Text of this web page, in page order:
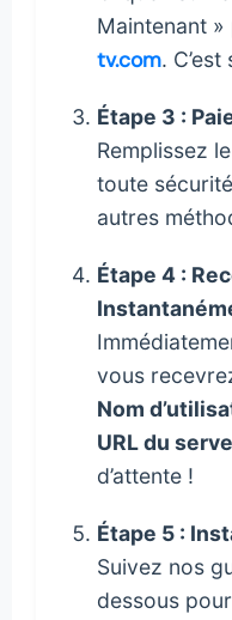
Maintenant
tv.com.
Étape 3 :
Remplissez
toute
autres
Étape 4 :
vous
Nom
URL du
d’attente !
Étape 5 :
Suivez nos
dessous